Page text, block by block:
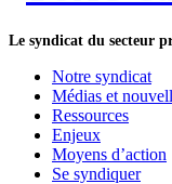
Le syndicat du secteur
Notre syndicat
Médias et
Ressources
Enjeux
Moyens d’action
Se syndiquer